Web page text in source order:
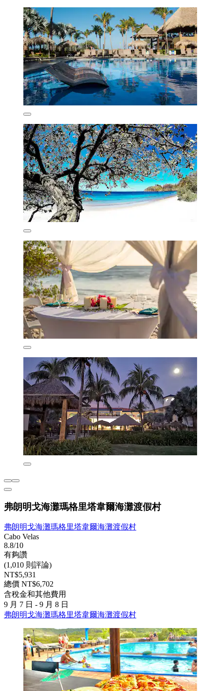
弗朗明戈海灘瑪格里塔韋爾海灘渡假村
弗朗明戈海灘瑪格里塔韋爾海灘渡假村
Cabo Velas
8.8/10
有夠讚
(1,010 則評論)
NT$5,931
總價 NT$6,702
含稅金和其他費用
9 月 7 日 - 9 月 8 日
弗朗明戈海灘瑪格里塔韋爾海灘渡假村